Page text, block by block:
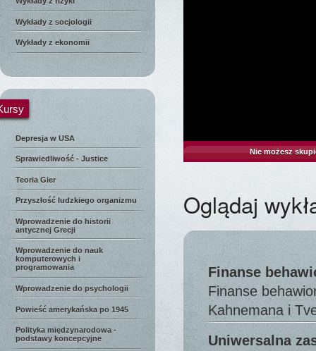
Wykłady z socjologii
Wykłady z ekonomii
Depresja w USA
Sprawiedliwość - Justice
Teoria Gier
Przyszłość ludzkiego organizmu
Wprowadzenie do historii
antycznej Grecji
Wprowadzenie do nauk
komputerowych i
programowania
Wprowadzenie do psychologii
Powieść amerykańska po 1945
Polityka międzynarodowa -
podstawy koncepcyjne
Nie możesz
Oglądaj
Finanse
Finanse
Kahnemana i
Uniwersalna